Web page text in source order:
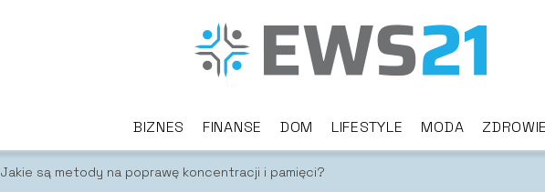
BIZNES FINANSE DOM LIFESTYLE MODA
Jakie są metody na poprawę koncentracji i pamięci?